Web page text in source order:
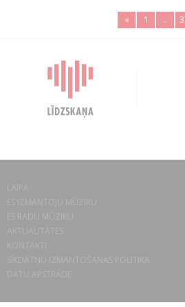
« 1 ..
LAIPA
ES IZMANTOJU MŪZIKU
ES RADU MŪZIKU
AKTUALITĀTES
KONTAKTI
SĪKDATŅU IZMANTOŠANAS POLITIKA
DATU APSTRĀDE